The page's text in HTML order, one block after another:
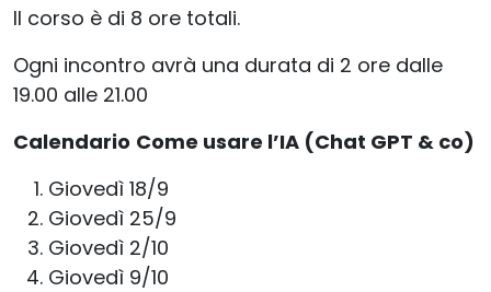
Il corso è di 8 ore totali.
Ogni incontro avrà una durata di 2 ore dalle
19.00 alle 21.00
Calendario Come usare l’IA (Chat GPT & co)
Giovedì 18/9
Giovedì 25/9
Giovedì 2/10
Giovedì 9/10